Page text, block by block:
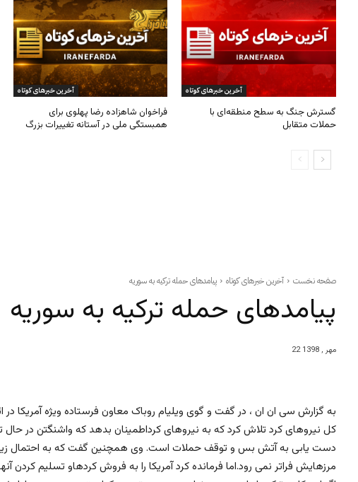
آخرین خبرهای کوتاه
فراخوان شاهزاده رضا پهلوی برای
همبستگی ملی در آستانه تغییرات بزرگ
آخرین خبرهای کوتاه
گسترش جنگ به سطح منطقه‌ای با
حملات متقابل